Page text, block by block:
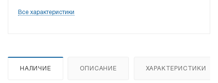
Все характеристики
НАЛИЧИЕ ОПИСАНИЕ ХАРАКТЕРИСТИКИ